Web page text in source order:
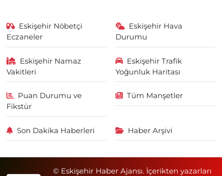
Eskişehir Nöbetçi
Eczaneler
Eskişehir Hava
Durumu
Eskişehir Namaz
Vakitleri
Eskişehir Trafik
Yoğunluk Haritası
Puan Durumu ve
Fikstür
Tüm Manşetler
Son Dakika Haberleri Haber Arşivi
© Eskişehir Haber Ajansı. İçerikten yazarları